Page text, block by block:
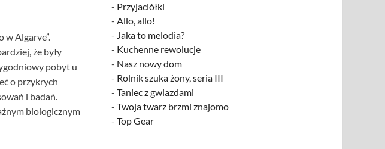
w Algarve”.
że były
pobyt u
o przykrych
i badań.
biologicznym
- Przyjaciółki
-Allo, allo!
- Jaka to melodia?
- Kuchenne rewolucje
- Nasz nowy dom
- Rolnik szuka żony, seria III
-Taniec z gwiazdami
-Twoja twarz brzmi znajomo
-Top Gear